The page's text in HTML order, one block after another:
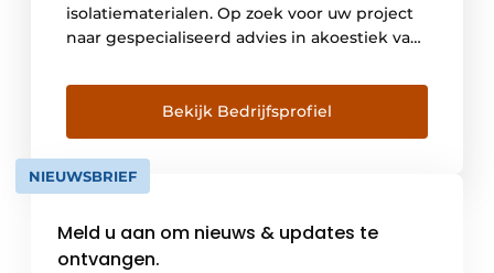
isolatiematerialen. Op zoek voor uw project
naar gespecialiseerd advies in akoestiek van
30 jaar “DE” Belgische specialist in
akoestische onderlagen voor chapes,
parketten en houten vloeren. Historisch
gespecialiseerd in het strijden tegen
contactgeluiden biedt insulco […]
Bekijk Bedrijfsprofiel
NIEUWSBRIEF
Meld u aan om nieuws & updates te
ontvangen.